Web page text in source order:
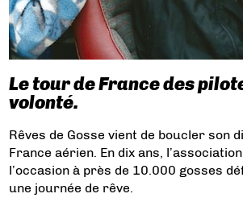
Le tour de France des
volonté.
Rêves de Gosse vient de boucler son
France aérien. En dix ans,
l’occasion à près de 10.000 gosses
une journée de rêve.